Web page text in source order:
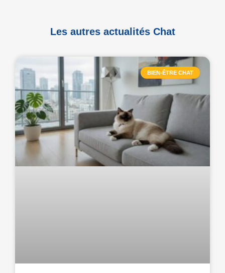
Les autres actualités Chat
BIEN-ÊTRE CHAT